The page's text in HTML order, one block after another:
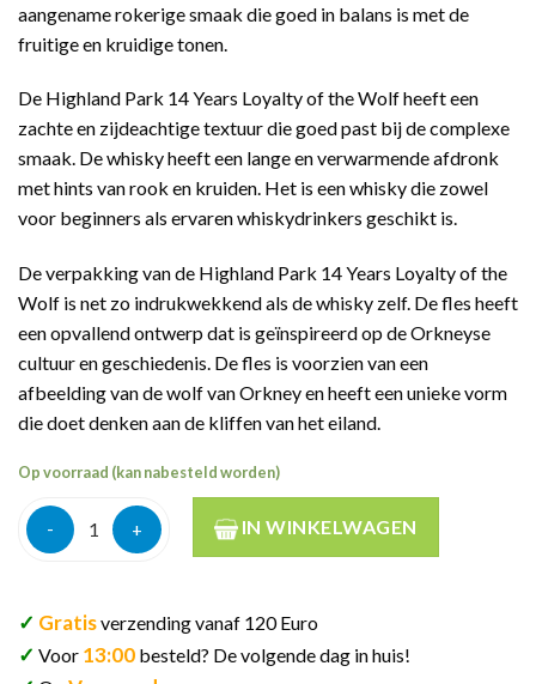
aangename rokerige smaak die goed in balans is met de
fruitige en kruidige tonen.
De Highland Park 14 Years Loyalty of the Wolf heeft een
zachte en zijdeachtige textuur die goed past bij de complexe
smaak. De whisky heeft een lange en verwarmende afdronk
met hints van rook en kruiden. Het is een whisky die zowel
voor beginners als ervaren whiskydrinkers geschikt is.
De verpakking van de Highland Park 14 Years Loyalty of the
Wolf is net zo indrukwekkend als de whisky zelf. De fles heeft
een opvallend ontwerp dat is geïnspireerd op de Orkneyse
cultuur en geschiedenis. De fles is voorzien van een
afbeelding van de wolf van Orkney en heeft een unieke vorm
die doet denken aan de kliffen van het eiland.
Op voorraad (kan nabesteld worden)
Highland Park 14y Loyalty O/t Wolf 70cl aantal
IN WINKELWAGEN
✓ Gratisverzending vanaf 120 Euro
✓ Voor 13:00 besteld? De volgende dag in huis!